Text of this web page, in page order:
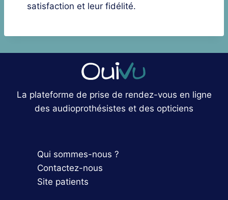
satisfaction et leur fidélité.
La plateforme de prise de rendez-vous en ligne
des audioprothésistes et des opticiens
Qui sommes-nous ?
Contactez-nous
Site patients